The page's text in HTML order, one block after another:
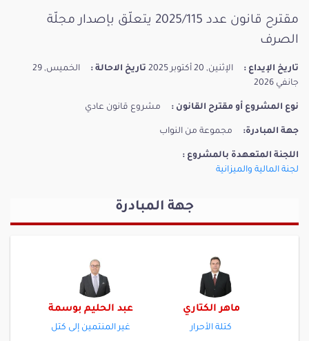
مقترح قانون عدد 2025/115 يتعلّق بإصدار مجلّة
الصرف
تاريخ الإيداع : الإثنين, 20 أكتوبر 2025 تاريخ الاحالة :
الخميس, 29
جانفي 2026
نوع المشروع أو مقترح القانون : مشروع قانون عادي
جهة المبادرة: مجموعة من النواب
اللجنة المتعهدة بالمشروع :
لجنة المالية والميزانية
جهة المبادرة
ماهر الكتاري
كتلة الأحرار
عبد الحليم بوسمة
غير المنتمين إلى كتل